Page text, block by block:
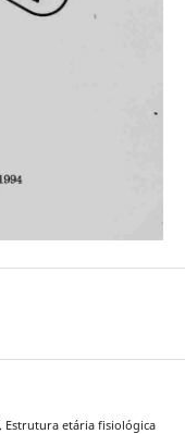
Estrutura etária fisiológica